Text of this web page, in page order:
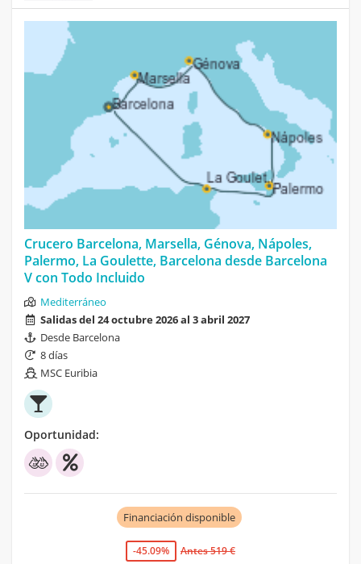
Crucero Barcelona, Marsella, Génova, Nápoles,
Palermo, La Goulette, Barcelona desde Barcelona
V con Todo Incluido
Mediterráneo
Salidas del 24 octubre 2026 al 3 abril 2027
Desde Barcelona
8 días
MSC Euribia
Oportunidad:
Financiación disponible
-45.09%
Antes 519 €